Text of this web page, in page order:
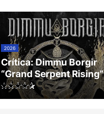
2026
Crítica: Dimmu Borgir
“Grand Serpent Rising”